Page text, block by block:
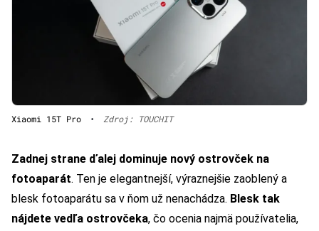
Xiaomi 15T Pro • Zdroj: TOUCHIT
Zadnej strane ďalej dominuje nový ostrovček na
fotoaparát. Ten je elegantnejší, výraznejšie zaoblený a
blesk fotoaparátu sa v ňom už nenachádza. Blesk tak
nájdete vedľa ostrovčeka, čo ocenia najmä používatelia,